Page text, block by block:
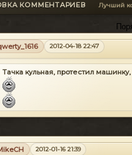
КОММЕНТАРИЕВ Лучший
2012-04-18 22:47
Тачка кульная, протестил
2012-01-16 21:39